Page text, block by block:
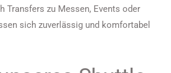
Transfers zu Messen, Events oder
sich zuverlässig und komfortabel